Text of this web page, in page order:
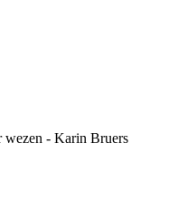
wezen - Karin Bruers